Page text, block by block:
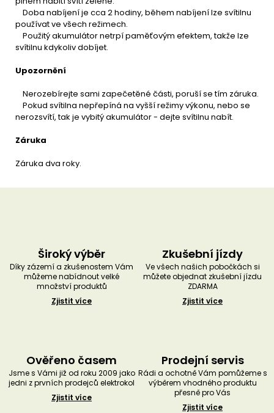
Doba nabíjení je cca 2 hodiny, během nabíjení lze svítilnu
používat ve všech režimech.
Použitý akumulátor netrpí paměťovým efektem, takže lze
svítilnu kdykoliv dobíjet.
Upozornění
Nerozebírejte sami zapečetěné části, poruší se tím záruka.
Pokud svítilna nepřepíná na vyšší režimy výkonu, nebo se
nerozsvítí, tak je vybitý akumulátor - dejte svítilnu nabít.
Záruka
Záruka dva roky.
Široký výběr
Díky zázemí a zkušenostem Vám
můžeme nabídnout velké
množství produktů
Zjistit více
Zkušební jízdy
Ve všech našich pobočkách si
můžete objednat zkušební jízdu
ZDARMA
Zjistit více
Ověřeno časem
Jsme s Vámi již od roku 2009 jako
jedni z prvních prodejců elektrokol
Zjistit více
Prodejní servis
Rádi a ochotně Vám pomůžeme s
výběrem vhodného produktu
přesně pro Vás
Zjistit více